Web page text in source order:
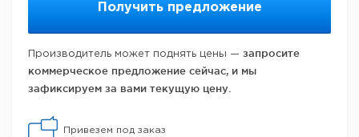
Получить предложение
Производитель может поднять цены — запросите
коммерческое предложение сейчас, и мы
зафиксируем за вами текущую цену.
Привезем под заказ